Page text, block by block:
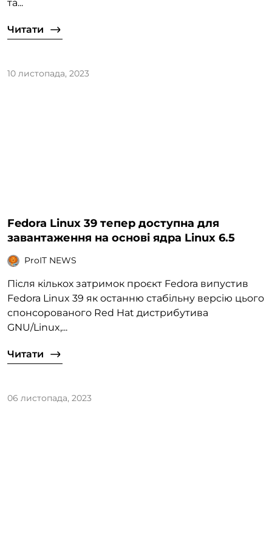
та...
Читати
10 листопада, 2023
Fedora Linux 39 тепер доступна для
завантаження на основі ядра Linux 6.5
ProIT NEWS
Після кількох затримок проєкт Fedora випустив
Fedora Linux 39 як останню стабільну версію цього
спонсорованого Red Hat дистрибутива
GNU/Linux,...
Читати
06 листопада, 2023